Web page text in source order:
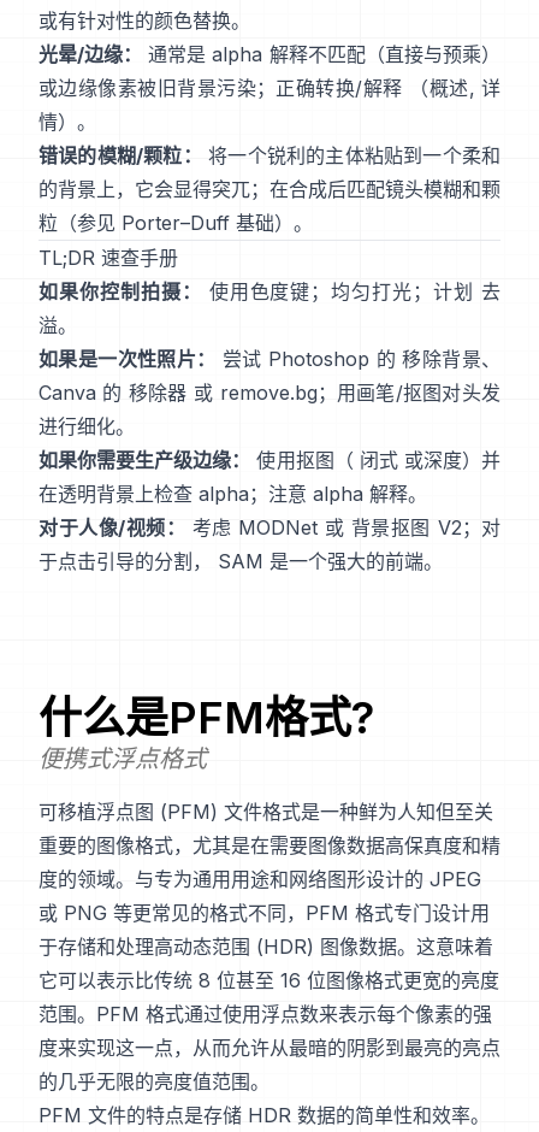
或有针对性的颜色替换。
光晕/边缘：
通常是 alpha 解释不匹配（直接与预乘）
或边缘像素被旧背景污染；正确转换/解释
（概述, 详
情）。
错误的模糊/颗粒：
将一个锐利的主体粘贴到一个柔和
的背景上，它会显得突兀；在合成后匹配镜头模糊和颗
粒（参见 Porter–Duff 基础）。
TL;DR 速查手册
如果你控制拍摄：
使用色度键；均匀打光；计划 去
溢。
如果是一次性照片：
尝试 Photoshop 的 移除背景、
Canva 的 移除器 或 remove.bg；用画笔/抠图对头发
进行细化。
如果你需要生产级边缘：
使用抠图（ 闭式 或深度）并
在透明背景上检查 alpha；注意 alpha 解释。
对于人像/视频：
考虑 MODNet 或 背景抠图 V2 ；对
于点击引导的分割，
SAM 是一个强大的前端。
什么是PFM格式?
便携式浮点格式
可移植浮点图 (PFM) 文件格式是一种鲜为人知但至关
重要的图像格式，尤其是在需要图像数据高保真度和精
度的领域。与专为通用用途和网络图形设计的 JPEG
或 PNG 等更常见的格式不同，PFM 格式专门设计用
于存储和处理高动态范围 (HDR) 图像数据。这意味着
它可以表示比传统 8 位甚至 16 位图像格式更宽的亮度
范围。PFM 格式通过使用浮点数来表示每个像素的强
度来实现这一点，从而允许从最暗的阴影到最亮的亮点
的几乎无限的亮度值范围。
PFM 文件的特点是存储 HDR 数据的简单性和效率。